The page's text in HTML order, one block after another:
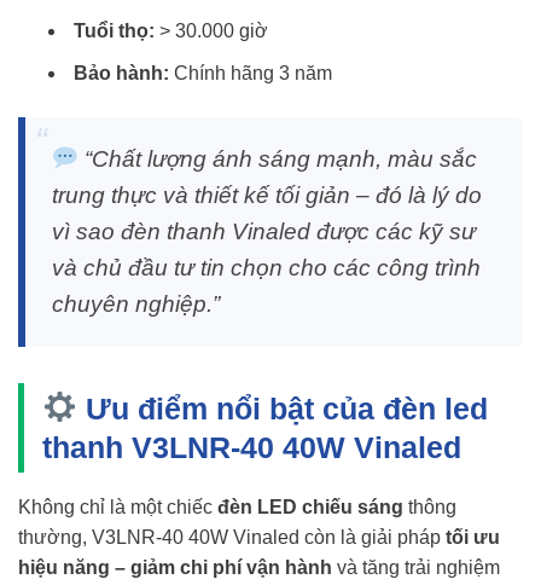
Tuổi thọ: > 30.000 giờ
Bảo hành: Chính hãng 3 năm
“Chất lượng ánh sáng mạnh, màu sắc
trung thực và thiết kế tối giản – đó là lý do
vì sao đèn thanh Vinaled được các kỹ sư
và chủ đầu tư tin chọn cho các công trình
chuyên nghiệp.”
Ưu điểm nổi bật của đèn led
thanh V3LNR-40 40W Vinaled
Không chỉ là một chiếc đèn LED chiếu sáng thông
thường, V3LNR-40 40W Vinaled còn là giải pháp tối ưu
hiệu năng – giảm chi phí vận hành và tăng trải nghiệm